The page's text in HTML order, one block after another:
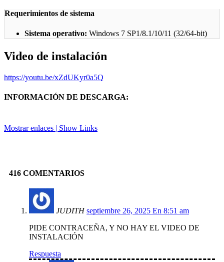
Requerimientos de sistema
Sistema operativo: Windows 7 SP1/8.1/10/11 (32/64-bit)
Video de instalación
https://youtu.be/xZdUKyr0a5Q
INFORMACIÓN DE DESCARGA:
Mostrar enlaces | Show Links
416 COMENTARIOS
JUDITH septiembre 26, 2025 En 8:51 am
PIDE CONTRACEÑA, Y NO HAY EL VIDEO DE
INSTALACIÓN
Respuesta